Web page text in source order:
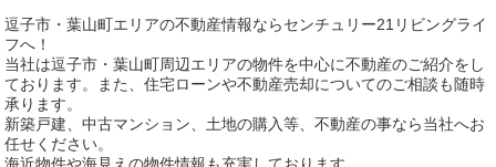
逗子市・葉山町エリアの不動産情報ならセンチュリー21リビングライ
フへ！
当社は逗子市・葉山町周辺エリアの物件を中心に不動産のご紹介をし
ております。また、住宅ローンや不動産売却についてのご相談も随時
承ります。
新築戸建、中古マンション、土地の購入等、不動産の事なら当社へお
任せください。
海近物件や海見えの物件情報も充実しております。